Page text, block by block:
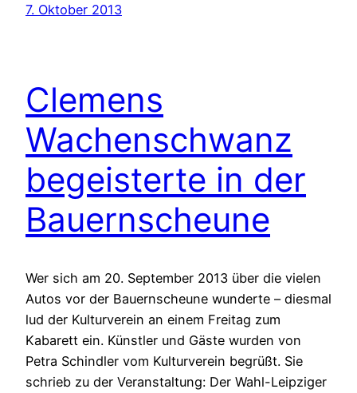
7. Oktober 2013
Clemens
Wachenschwanz
begeisterte in der
Bauernscheune
Wer sich am 20. September 2013 über die vielen
Autos vor der Bauernscheune wunderte – diesmal
lud der Kulturverein an einem Freitag zum
Kabarett ein. Künstler und Gäste wurden von
Petra Schindler vom Kulturverein begrüßt. Sie
schrieb zu der Veranstaltung: Der Wahl-Leipziger